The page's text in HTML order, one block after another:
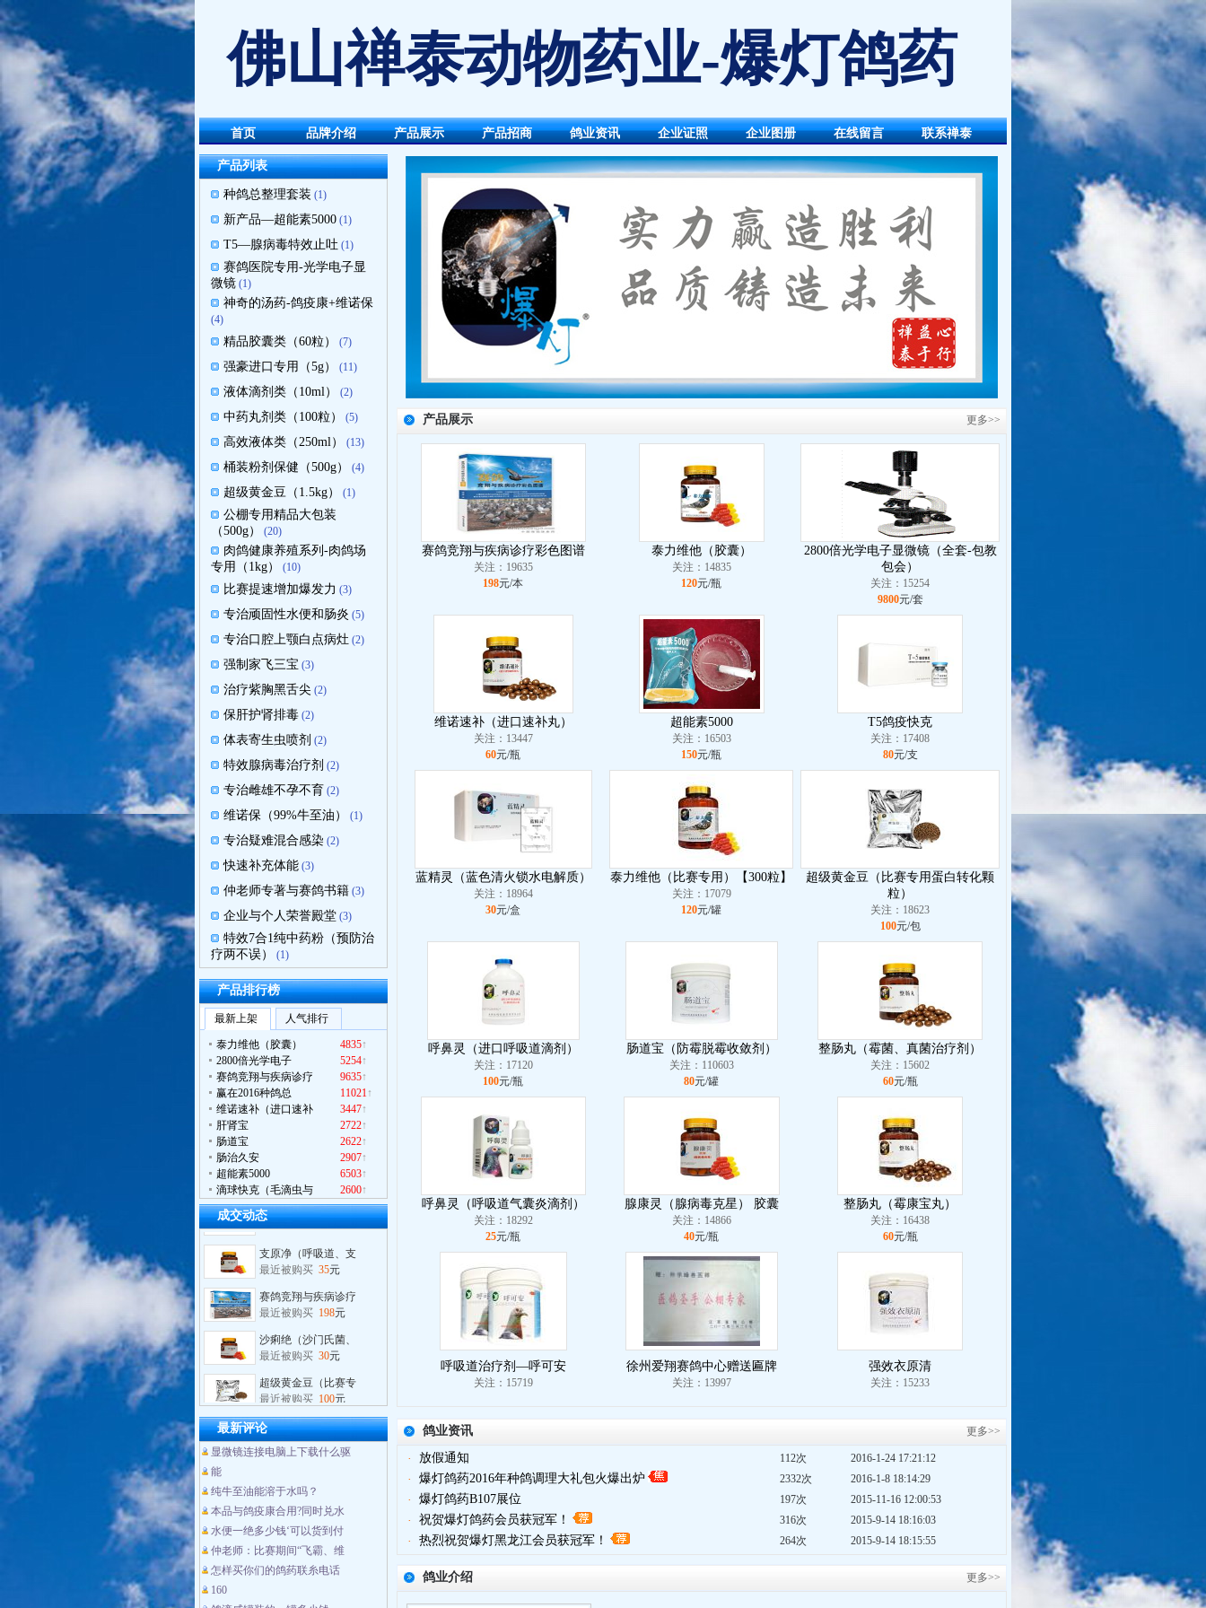
佛山禅泰动物药业-爆灯鸽药
首页 品牌介绍 产品展示 产品招商 鸽业资讯 企业证照 企业图册 在线留言 联系禅泰
产品列表
种鸽总整理套装 (1)
新产品—超能素5000 (1)
T5—腺病毒特效止吐 (1)
赛鸽医院专用-光学电子显
微镜 (1)
神奇的汤药-鸽疫康+维诺保
(4)
精品胶囊类（60粒） (7)
强豪进口专用（5g） (11)
液体滴剂类（10ml） (2)
中药丸剂类（100粒） (5)
高效液体类（250ml） (13)
桶装粉剂保健（500g） (4)
超级黄金豆（1.5kg） (1)
公棚专用精品大包装
（500g）
(20)
肉鸽健康养殖系列-肉鸽场
专用（1kg）
(10)
比赛提速增加爆发力 (3)
专治顽固性水便和肠炎 (5)
专治口腔上颚白点病灶 (2)
强制家飞三宝 (3)
治疗紫胸黑舌尖 (2)
保肝护肾排毒 (2)
体表寄生虫喷剂 (2)
特效腺病毒治疗剂 (2)
专治雌雄不孕不育 (2)
维诺保（99%牛至油） (1)
专治疑难混合感染 (2)
快速补充体能 (3)
仲老师专著与赛鸽书籍 (3)
企业与个人荣誉殿堂 (3)
特效7合1纯中药粉（预防治
疗两不误）
(1)
产品排行榜
最新上架 人气排行
泰力维他（胶囊） 4835↑
2800倍光学电子
5254↑
赛鸽竞翔与疾病诊疗
9635↑
赢在2016种鸽总
11021↑
维诺速补（进口速补
3447↑
肝肾宝
2722↑
肠道宝
2622↑
肠治久安
2907↑
超能素5000
6503↑
滴球快克（毛滴虫与
2600↑
成交动态
维诺保（纯牛至油产
最近被购买
元
肝肾宝
最近被购买 80元
支原净（呼吸道、支
最近被购买 35元
赛鸽竞翔与疾病诊疗
最近被购买
198 元
沙痢绝（沙门氏菌、
最近被购买
30 元
超级黄金豆（比赛专
最近被购买 100 元
蓝精灵（蓝色清火锁
最近被购买 30元
水便一绝
维诺保
最近被购买
180 元
维诺保（纯牛至油产
最近被购买
180元
最新评论
显微镜连接电脑上下载什么驱
能
纯牛至油能溶于水吗？
本品与鸽疫康合用?同时兑水
水便一绝多少钱‘可以货到付
仲老师：比赛期间“飞霸、维
怎样买你们的鸽药联糸电话
160
产品展示 更多>>
赛鸽竞翔与疾病诊疗彩色图谱
关注：19635
198元/本
泰力维他（胶囊）
关注：14835
120元/瓶
2800倍光学电子显微镜（全套-包教
包会）
关注：15254
9800元/套
维诺速补（进口速补丸）
关注：13447
60元/瓶
超能素5000
关注：16503
150元/瓶
T5鸽疫快克
关注：17408
80元/支
蓝精灵（蓝色清火锁水电解质）
关注：18964
30元/盒
泰力维他（比赛专用）【300粒】
关注：17079
120元/罐
超级黄金豆（比赛专用蛋白转化颗
粒）
关注：18623
100元/包
呼鼻灵（进口呼吸道滴剂）
关注：17120
100元/瓶
肠道宝（防霉脱霉收敛剂）
关注：110603
80元/罐
整肠丸（霉菌、真菌治疗剂）
关注：15602
60元/瓶
呼鼻灵（呼吸道气囊炎滴剂）
关注：18292
25元/瓶
腺康灵（腺病毒克星） 胶囊
关注：14866
40元/瓶
整肠丸（霉康宝丸）
关注：16438
60元/瓶
呼吸道治疗剂—呼可安
关注：15719
徐州爱翔赛鸽中心赠送匾牌
关注：13997
强效衣原清
关注：15233
鸽业资讯 更多>>
· 放假通知 112次 2016-1-24 17:21:12
· 爆灯鸽药2016年种鸽调理大礼包火爆出炉 2332次 2016-1-8 18:14:29
· 爆灯鸽药B107展位 197次 2015-11-16 12:00:53
· 祝贺爆灯鸽药会员获冠军！ 316次 2015-9-14 18:16:03
· 热烈祝贺爆灯黑龙江会员获冠军！ 264次 2015-9-14 18:15:55
鸽业介绍 更多>>